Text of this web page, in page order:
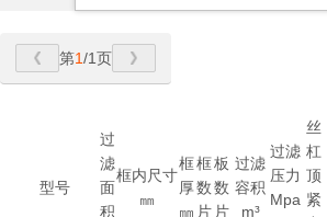
第1/1页
型号
过
滤
面
积
框内尺寸
㎜
框
厚
㎜
框
数
片
板
数
片
过滤
容积
m³
过滤
压力
Mpa
丝
杠
顶
紧